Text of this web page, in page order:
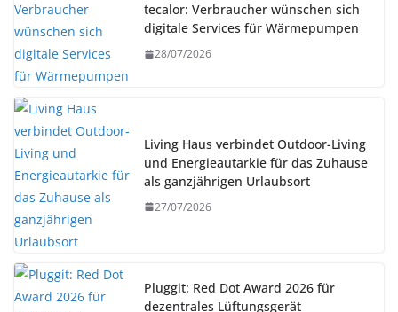
tecalor: Verbraucher wünschen sich
digitale Services für Wärmepumpen
28/07/2026
Living Haus verbindet Outdoor-Living
und Energieautarkie für das Zuhause
als ganzjährigen Urlaubsort
27/07/2026
Pluggit: Red Dot Award 2026 für
dezentrales Lüftungsgerät